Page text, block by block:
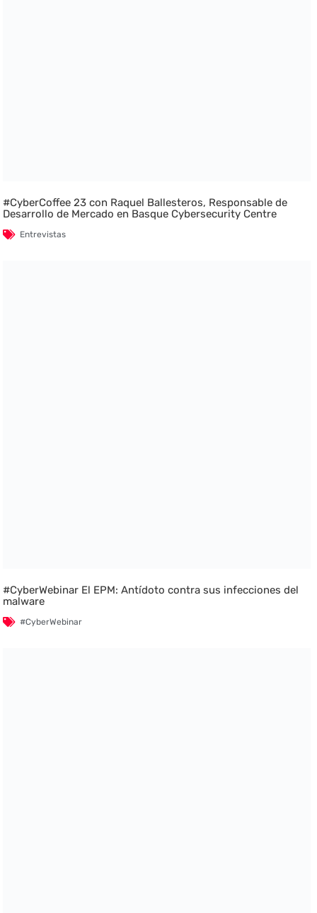
#CyberCoffee 23 con Raquel Ballesteros, Responsable de
Desarrollo de Mercado en Basque Cybersecurity Centre
Entrevistas
#CyberWebinar El EPM: Antídoto contra sus infecciones del
malware
#CyberWebinar